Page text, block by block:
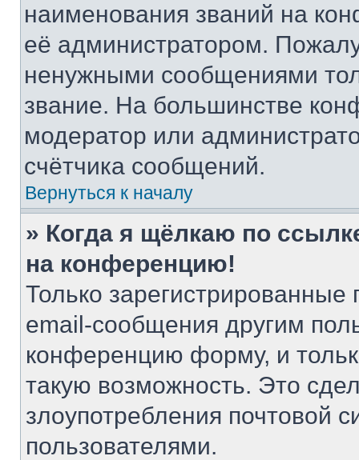
наименования званий на
её администратором.
ненужными сообщениями
звание. На большинстве
модератор или
счётчика сообщений.
Вернуться к началу
» Когда я щёлкаю по
на конференцию!
Только зарегистрированные
email-сообщения другим
конференцию форму, и
такую возможность. Это
злоупотребления почтовой
пользователями.